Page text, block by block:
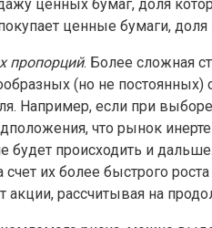
ценных бумаг, доля
ценные бумаги, доля
пропорций. Более сложная
(но не
Например, если при
что рынок
будет происходить и
счет их более быстрого
акции, рассчитывая на